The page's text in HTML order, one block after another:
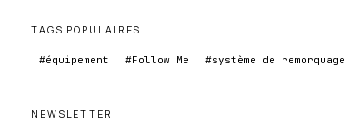
TAGS POPULAIRES
#équipement #Follow Me #système de remorquage
NEWSLETTER